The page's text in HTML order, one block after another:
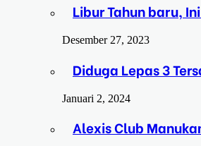
Libur Tahun baru,
Desember 27, 2023
Diduga Lepas 3
Januari 2, 2024
Alexis Club